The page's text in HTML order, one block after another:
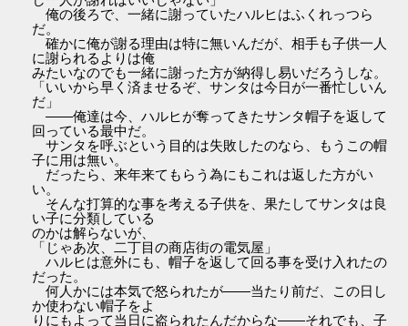
俺の後ろで、一緒に謝っていたハルヒはふくれっつら
だ。
確かに俺が謝る理由は特に無いんだが、相手も子供一人
に謝られるよりは俺
みたいなのでも一緒に謝った方が納得し易いだろうしな。
「いいから早く済ませるぞ、サンタは今日が一番忙しいん
だ」
――俺達は今、ハルヒが奪ってきたサンタ帽子を返して
回っている最中だ。
サンタを呼ぶという目的は失敗したのなら、もうこの帽
子に用は無い。
だったら、来年来てもらう為にもこれは返した方がい
い。
そんな打算的な事を考える子供を、果たしてサンタは良
い子に分類している
のかは解らないが、
「じゃあ次、二丁目の商店街の電気屋」
ハルヒは意外にも、帽子を返して回る事を受け入れたの
だった。
何人かには本気で怒られたが――当たり前だ、この日し
か使わない帽子をよ
りにもよって当日に盗られたんだからな――それでも、子